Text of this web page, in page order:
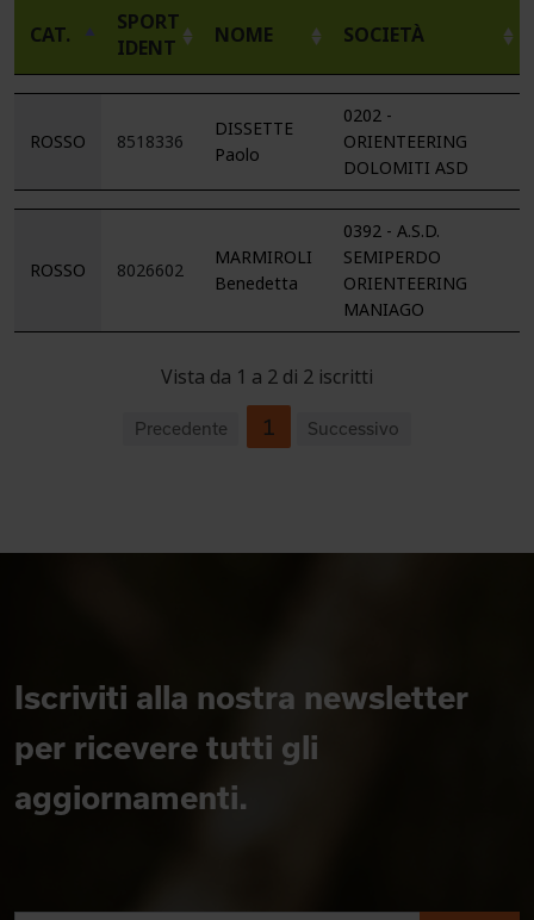
CAT.
SPORT
IDENT
NOME SOCIETÀ
ROSSO 8518336
DISSETTE
Paolo
0202 -
ORIENTEERING
DOLOMITI ASD
ROSSO 8026602
MARMIROLI
Benedetta
0392 - A.S.D.
SEMIPERDO
ORIENTEERING
MANIAGO
Vista da 1 a 2 di 2 iscritti
Precedente 1 Successivo
Iscriviti alla nostra newsletter
per ricevere tutti gli
aggiornamenti.